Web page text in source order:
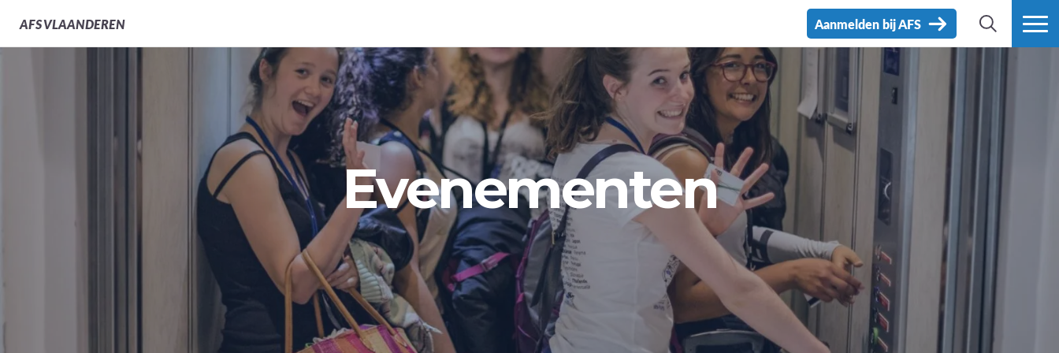
AFSVLAANDEREN
ZOEK MEER
Aanmelden bij AFS
Evenementen